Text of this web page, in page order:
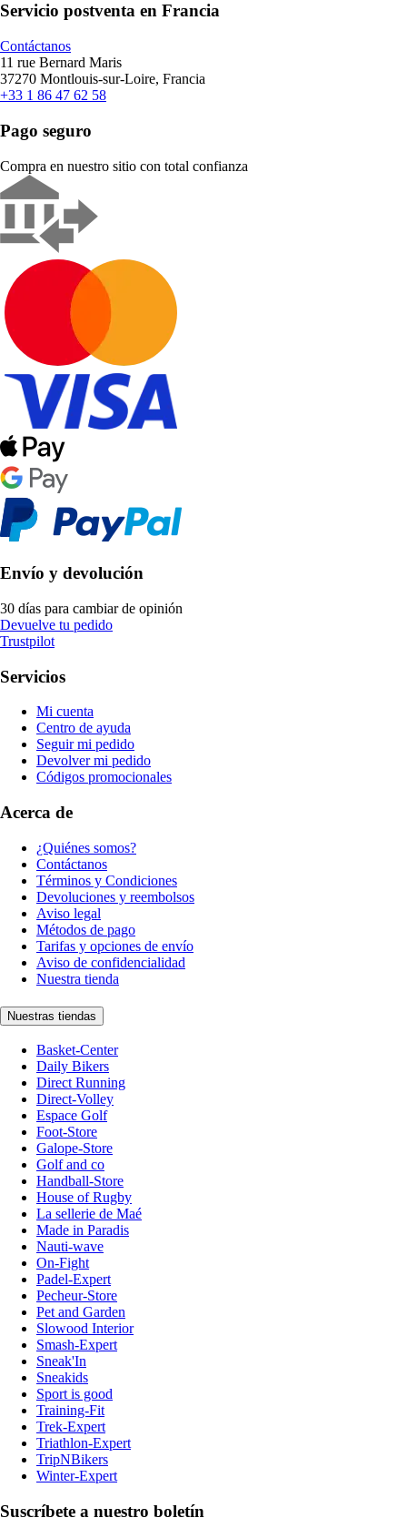
Servicio postventa en Francia
Contáctanos
11 rue Bernard Maris
37270 Montlouis-sur-Loire, Francia
+33 1 86 47 62 58
Pago seguro
Compra en nuestro sitio con total confianza
Envío y devolución
30 días para cambiar de opinión
Devuelve tu pedido
Trustpilot
Servicios
Mi cuenta
Centro de ayuda
Seguir mi pedido
Devolver mi pedido
Códigos promocionales
Acerca de
¿Quiénes somos?
Contáctanos
Términos y Condiciones
Devoluciones y reembolsos
Aviso legal
Métodos de pago
Tarifas y opciones de envío
Aviso de confidencialidad
Nuestra tienda
Nuestras tiendas
Basket-Center
Daily Bikers
Direct Running
Direct-Volley
Espace Golf
Foot-Store
Galope-Store
Golf and co
Handball-Store
House of Rugby
La sellerie de Maé
Made in Paradis
Nauti-wave
On-Fight
Padel-Expert
Pecheur-Store
Pet and Garden
Slowood Interior
Smash-Expert
Sneak'In
Sneakids
Sport is good
Training-Fit
Trek-Expert
Triathlon-Expert
TripNBikers
Winter-Expert
Suscríbete a nuestro boletín